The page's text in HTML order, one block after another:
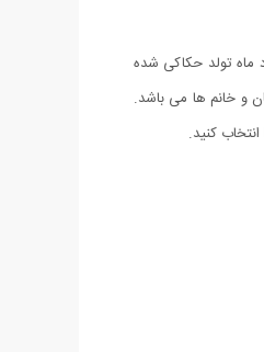
100% چرم خالص بوده و در یک سمت آن نماد ماه تولد حکاکی شده
و خانم ها می باشد.
کنید.